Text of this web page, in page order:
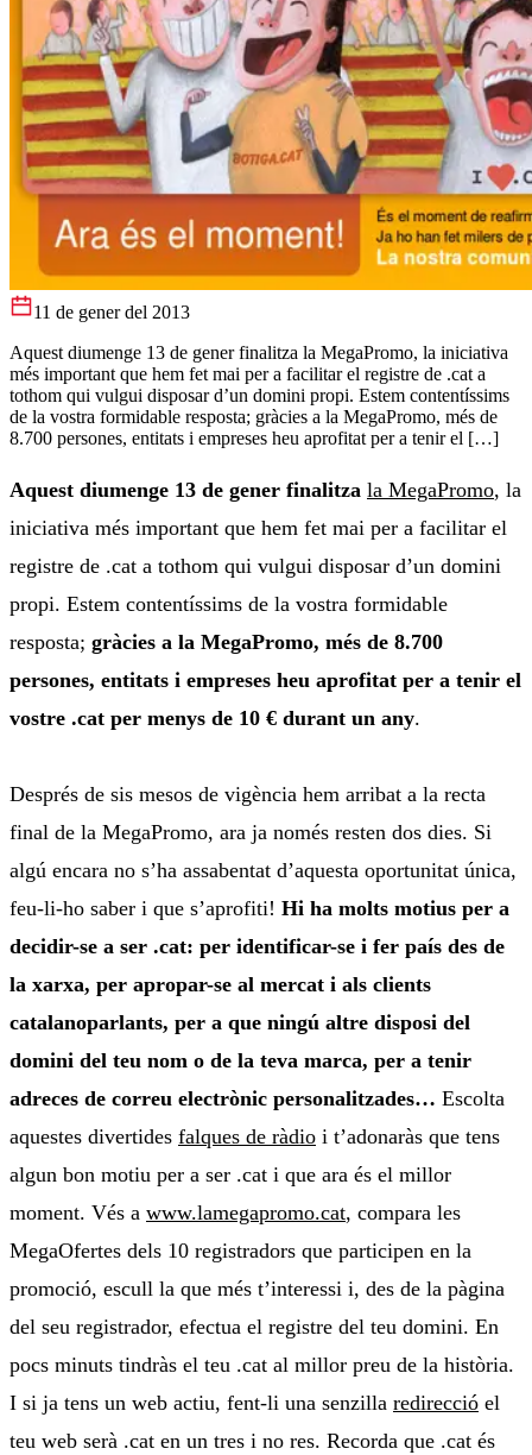
11 de gener del 2013
Aquest diumenge 13 de gener finalitza la MegaPromo, la iniciativa
més important que hem fet mai per a facilitar el registre de .cat a
tothom qui vulgui disposar d’un domini propi. Estem contentíssims
de la vostra formidable resposta; gràcies a la MegaPromo, més de
8.700 persones, entitats i empreses heu aprofitat per a tenir el […]
Aquest diumenge 13 de gener finalitza la MegaPromo, la
iniciativa més important que hem fet mai per a facilitar el
registre de .cat a tothom qui vulgui disposar d’un domini
propi. Estem contentíssims de la vostra formidable
resposta; gràcies a la MegaPromo, més de 8.700
persones, entitats i empreses heu aprofitat per a tenir el
vostre .cat per menys de 10 € durant un any.
Després de sis mesos de vigència hem arribat a la recta
final de la MegaPromo, ara ja només resten dos dies. Si
algú encara no s’ha assabentat d’aquesta oportunitat única,
feu-li-ho saber i que s’aprofiti! Hi ha molts motius per a
decidir-se a ser .cat: per identificar-se i fer país des de
la xarxa, per apropar-se al mercat i als clients
catalanoparlants, per a que ningú altre disposi del
domini del teu nom o de la teva marca, per a tenir
adreces de correu electrònic personalitzades… Escolta
aquestes divertides falques de ràdio i t’adonaràs que tens
algun bon motiu per a ser .cat i que ara és el millor
moment. Vés a www.lamegapromo.cat, compara les
MegaOfertes dels 10 registradors que participen en la
promoció, escull la que més t’interessi i, des de la pàgina
del seu registrador, efectua el registre del teu domini. En
pocs minuts tindràs el teu .cat al millor preu de la història.
I si ja tens un web actiu, fent-li una senzilla redirecció el
teu web serà .cat en un tres i no res. Recorda que .cat és